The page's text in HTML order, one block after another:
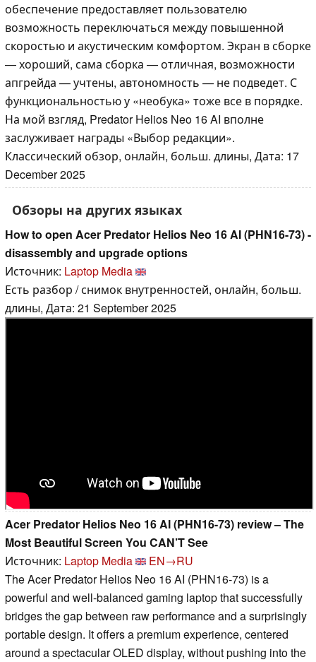
обеспечение предоставляет пользователю
возможность переключаться между повышенной
скоростью и акустическим комфортом. Экран в сборке
— хороший, сама сборка — отличная, возможности
апгрейда — учтены, автономность — не подведет. С
функциональностью у «необука» тоже все в порядке.
На мой взгляд, Predator Helios Neo 16 AI вполне
заслуживает награды «Выбор редакции».
Классический обзор, онлайн, больш. длины, Дата: 17
December 2025
Обзоры на других языках
How to open Acer Predator Helios Neo 16 AI (PHN16-73) -
disassembly and upgrade options
Источник: Laptop Media
Есть разбор / снимок внутренностей, онлайн, больш.
длины, Дата: 21 September 2025
Acer Predator Helios Neo 16 AI (PHN16-73) review – The
Most Beautiful Screen You CAN’T See
Источник: Laptop Media
EN→RU
The Acer Predator Helios Neo 16 AI (PHN16-73) is a
powerful and well-balanced gaming laptop that successfully
bridges the gap between raw performance and a surprisingly
portable design. It offers a premium experience, centered
around a spectacular OLED display, without pushing into the